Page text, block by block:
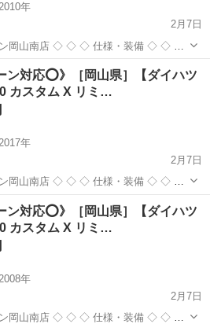
年
2月7日
様・装備 ◇ ◇ ◇
：ムーヴ 660 X VS Ⅲ ■ 修復歴 : なし
...
ムーヴ 自社
ン対応⭕️》［岡山県］【ダイハツ
カスタム X リミ…
2017年
2月7日
様・装備 ◇ ◇ ◇
：ムーヴ 660 L SAⅢ ■ 修復歴 : なし ■
...
ムーヴ 自社
ン対応⭕️》［岡山県］【ダイハツ
カスタム X リミ…
2008年
2月7日
様・装備 ◇ ◇ ◇